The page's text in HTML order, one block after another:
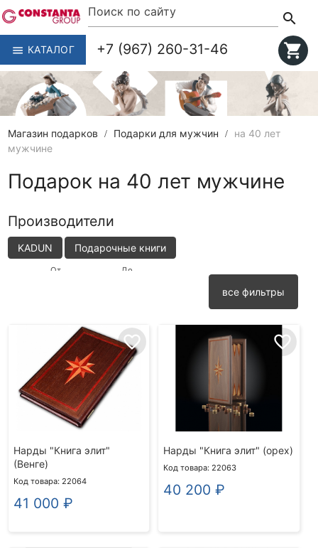
menu КАТАЛОГ
search
+7 (967) 260-31-46
shopping_cart
Магазин подарков Подарки для мужчин
на 40 лет
мужчине
Подарок на 40 лет мужчине
Производители
KADUN Подарочные книги
От До
ПОКАЗАТЬ
Выводить сначала:популярные дорогие
все фильтры
favorite_border
Нарды "Книга элит"
(Венге)
Код товара: 22064
41 000 ₽
favorite_border
Нарды "Книга элит" (орех)
Код товара: 22063
40 200 ₽